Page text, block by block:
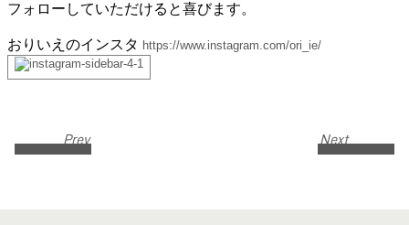
フォローしていただけると喜びます。
おりいえのインスタ https://www.instagram.com/ori_ie/
Prev Next